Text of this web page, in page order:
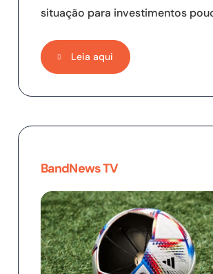
situação para investimentos
Leia aqui
BandNews TV